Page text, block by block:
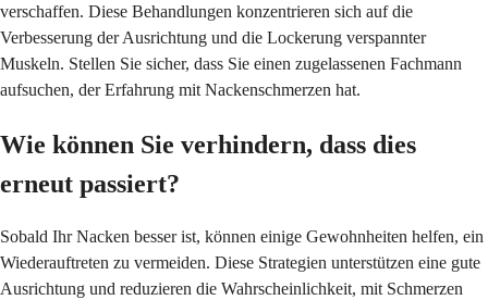
verschaffen. Diese Behandlungen konzentrieren sich auf die
Verbesserung der Ausrichtung und die Lockerung verspannter
Muskeln. Stellen Sie sicher, dass Sie einen zugelassenen Fachmann
aufsuchen, der Erfahrung mit Nackenschmerzen hat.
Wie können Sie verhindern, dass dies
erneut passiert?
Sobald Ihr Nacken besser ist, können einige Gewohnheiten helfen, ein
Wiederauftreten zu vermeiden. Diese Strategien unterstützen eine gute
Ausrichtung und reduzieren die Wahrscheinlichkeit, mit Schmerzen